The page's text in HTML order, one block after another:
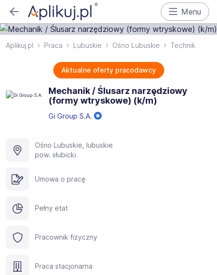
Menu
Aplikuj.pl Praca Lubuskie Ośno Lubuskie Technik
Aktualne oferty pracodawcy
Mechanik / Ślusarz narzędziowy
(formy wtryskowe) (k/m)
Gi Group S.A.
Ośno Lubuskie, lubuskie
pow. słubicki
Umowa o pracę
Pełny etat
Pracownik fizyczny
Praca stacjonarna